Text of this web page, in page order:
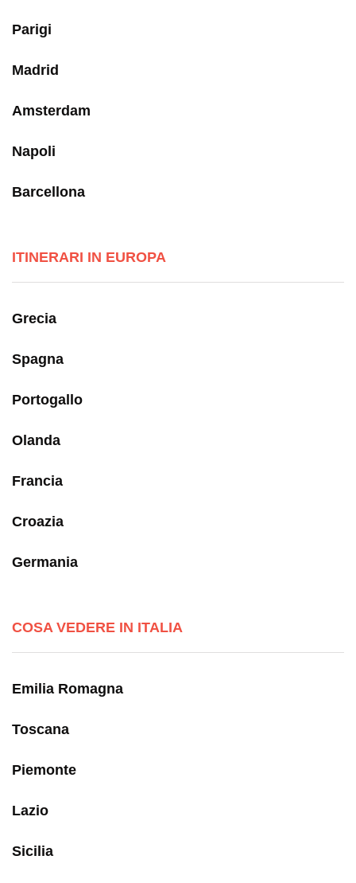
Parigi
Madrid
Amsterdam
Napoli
Barcellona
ITINERARI IN EUROPA
Grecia
Spagna
Portogallo
Olanda
Francia
Croazia
Germania
COSA VEDERE IN ITALIA
Emilia Romagna
Toscana
Piemonte
Lazio
Sicilia